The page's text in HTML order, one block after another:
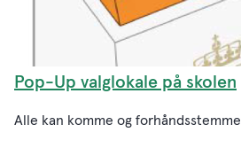
Pop-Up valglokale på skolen
Alle kan komme og forhåndsstemme